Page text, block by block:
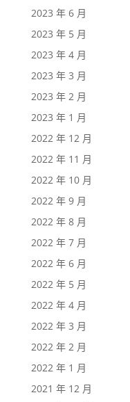
2023 年 6 月
2023 年 5 月
2023 年 4 月
2023 年 3 月
2023 年 2 月
2023 年 1 月
2022 年 12 月
2022 年 11 月
2022 年 10 月
2022 年 9 月
2022 年 8 月
2022 年 7 月
2022 年 6 月
2022 年 5 月
2022 年 4 月
2022 年 3 月
2022 年 2 月
2022 年 1 月
2021 年 12 月